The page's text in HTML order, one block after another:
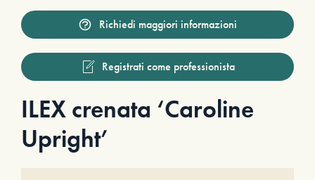
Richiedi maggiori informazioni
Registrati come professionista
ILEX crenata ‘Caroline
Upright’